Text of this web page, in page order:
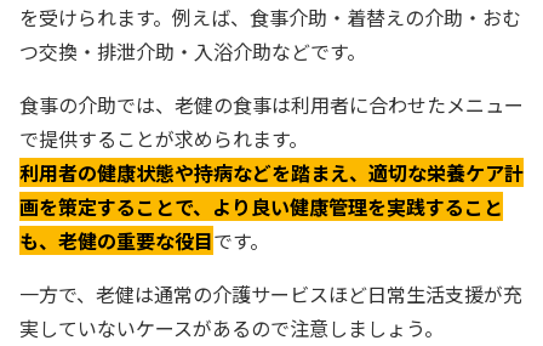
を受けられます。例えば、食事介助・着替えの介助・おむ
つ交換・排泄介助・入浴介助などです。
食事の介助では、老健の食事は利用者に合わせたメニュー
で提供することが求められます。
利用者の健康状態や持病などを踏まえ、適切な栄養ケア計
画を策定することで、より良い健康管理を実践すること
も、老健の重要な役目です。
一方で、老健は通常の介護サービスほど日常生活支援が充
実していないケースがあるので注意しましょう。